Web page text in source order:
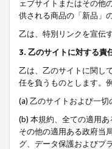
ェブサイトまたはその他
供される商品の「新品」
乙は、特別リンクを宣伝
3. 乙のサイトに対する責
乙は、乙のサイトに関し
任を負うものとします。
(a) 乙のサイトおよび一切
(b) 本規約、全ての適用
その他の適用ある政府当
グ、データ保護およびプ